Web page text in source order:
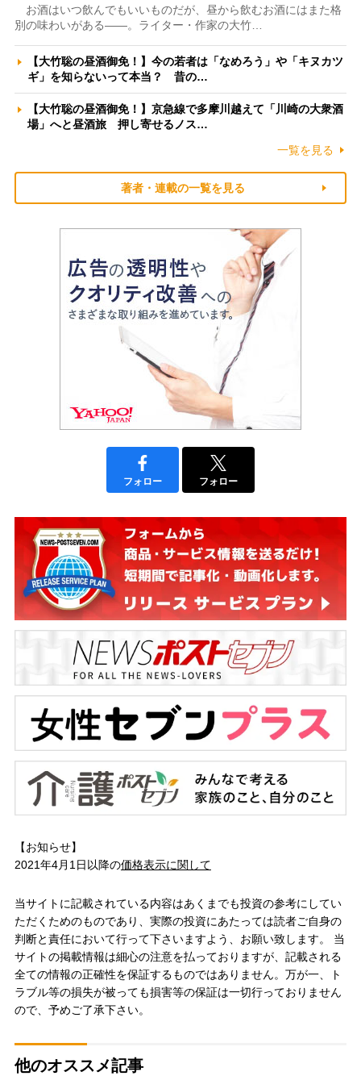
お酒はいつ飲んでもいいものだが、昼から飲むお酒にはまた格
別の味わいがある――。ライター・作家の大竹…
【大竹聡の昼酒御免！】今の若者は「なめろう」や「キヌカツ
ギ」を知らないって本当？ 昔の…
【大竹聡の昼酒御免！】京急線で多摩川越えて「川崎の大衆酒
場」へと昼酒旅 押し寄せるノス…
一覧を見る
著者・連載の一覧を見る
フォロー フォロー
【お知らせ】
2021年4月1日以降の価格表示に関して
当サイトに記載されている内容はあくまでも投資の参考にしてい
ただくためのものであり、実際の投資にあたっては読者ご自身の
判断と責任において行って下さいますよう、お願い致します。 当
サイトの掲載情報は細心の注意を払っておりますが、記載される
全ての情報の正確性を保証するものではありません。万が一、ト
ラブル等の損失が被っても損害等の保証は一切行っておりません
ので、予めご了承下さい。
他のオススメ記事